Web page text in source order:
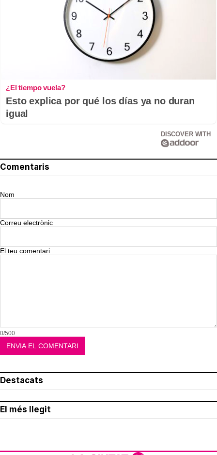
¿El tiempo vuela?
Esto explica por qué los días ya no duran
igual
DISCOVER WITH
Comentaris
Nom
Correu electrònic
El teu comentari
0/500
Destacats
El més llegit